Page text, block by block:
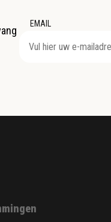
EMAIL